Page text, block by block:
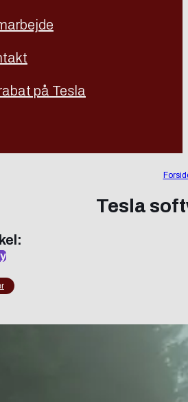
på Tesla
Tesla